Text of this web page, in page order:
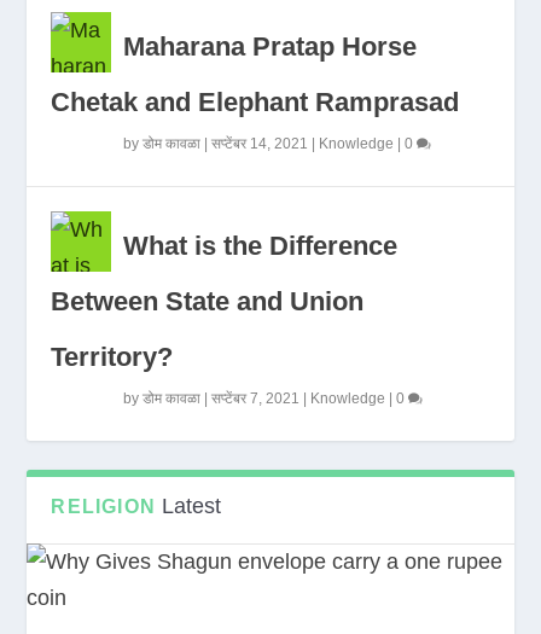
Maharana Pratap Horse
Chetak and Elephant Ramprasad
byडोम कावळा |सप्टेंबर 14, 2021 Knowledge |0
What is the Difference
Between State and Union
Territory?
byडोम कावळा |सप्टेंबर 7, 2021 Knowledge |0
RELIGION Latest